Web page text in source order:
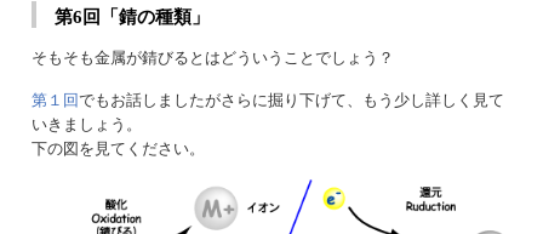
第6回「錆の種類」
そもそも金属が錆びるとはどういうことでしょう？
第１回でもお話しましたがさらに掘り下げて、もう少し詳しく見て
いきましょう。
下の図を見てください。